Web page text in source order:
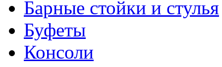
Барные стойки и стулья
Буфеты
Консоли